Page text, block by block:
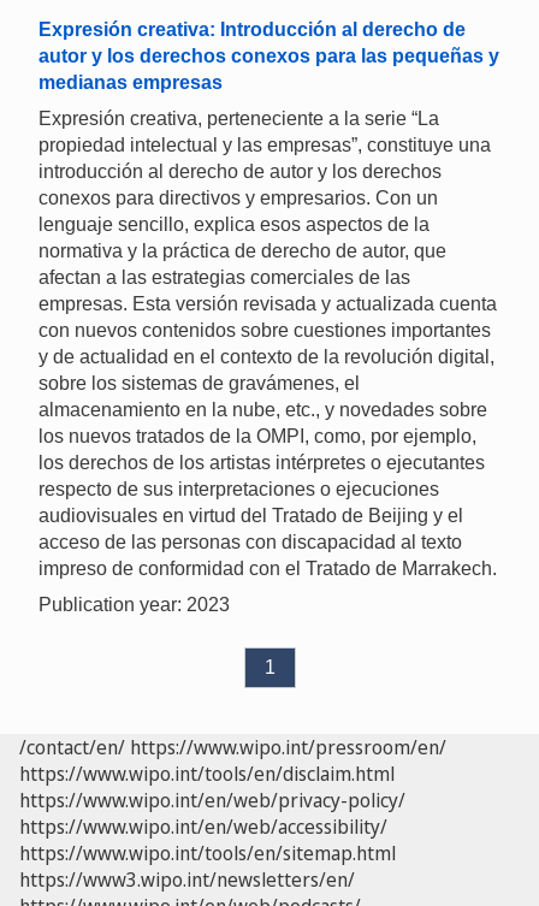
Expresión creativa: Introducción al derecho de
autor y los derechos conexos para las pequeñas y
medianas empresas
Expresión creativa, perteneciente a la serie “La
propiedad intelectual y las empresas”, constituye una
introducción al derecho de autor y los derechos
conexos para directivos y empresarios. Con un
lenguaje sencillo, explica esos aspectos de la
normativa y la práctica de derecho de autor, que
afectan a las estrategias comerciales de las
empresas. Esta versión revisada y actualizada cuenta
con nuevos contenidos sobre cuestiones importantes
y de actualidad en el contexto de la revolución digital,
sobre los sistemas de gravámenes, el
almacenamiento en la nube, etc., y novedades sobre
los nuevos tratados de la OMPI, como, por ejemplo,
los derechos de los artistas intérpretes o ejecutantes
respecto de sus interpretaciones o ejecuciones
audiovisuales en virtud del Tratado de Beijing y el
acceso de las personas con discapacidad al texto
impreso de conformidad con el Tratado de Marrakech.
Publication year: 2023
1
/contact/en/ https://www.wipo.int/pressroom/en/
https://www.wipo.int/tools/en/disclaim.html
https://www.wipo.int/en/web/privacy-policy/
https://www.wipo.int/en/web/accessibility/
https://www.wipo.int/tools/en/sitemap.html
https://www3.wipo.int/newsletters/en/